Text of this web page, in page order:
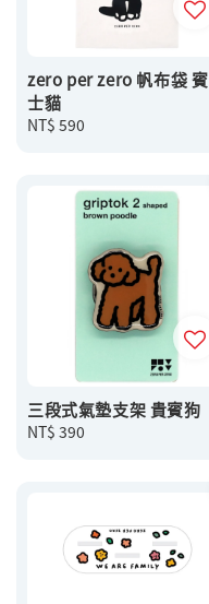
zero per zero 帆布袋 賓
士貓
Regular
NT$ 590
三段式氣墊支架 貴賓狗
Regular
NT$ 390